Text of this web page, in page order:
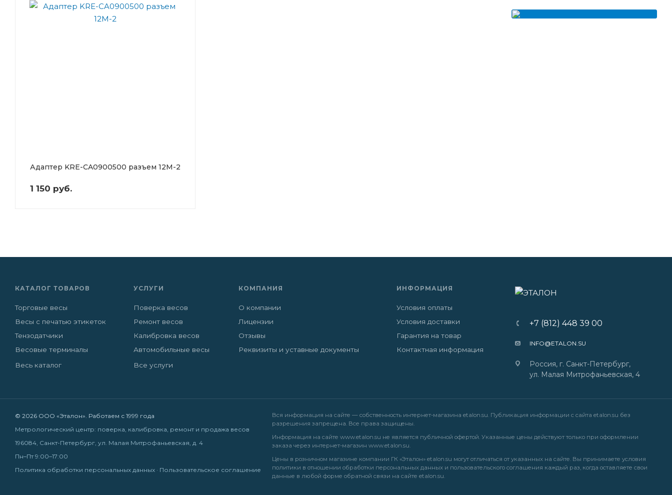
Адаптер KRE-CA0900500 разъем 12М-2
1 150 руб.
КАТАЛОГ ТОВАРОВ
Торговые весы
Весы с печатью этикеток
Тензодатчики
Весовые терминалы
Весь каталог
УСЛУГИ
Поверка весов
Ремонт весов
Калибровка весов
Автомобильные весы
Все услуги
КОМПАНИЯ
О компании
Лицензии
Отзывы
Реквизиты и уставные документы
ИНФОРМАЦИЯ
Условия оплаты
Условия доставки
Гарантия на товар
Контактная информация
+7 (812) 448 39 00
INFO@ETALON.SU
Россия, г. Санкт-Петербург,
ул. Малая Митрофаньевская, 4
© 2026 ООО «Эталон». Работаем с 1999 года
Метрологический центр: поверка, калибровка, ремонт и продажа весов
196084, Санкт-Петербург, ул. Малая Митрофаньевская, д. 4
Пн–Пт 9:00–17:00
Политика обработки персональных данных · Пользовательское соглашение
Вся информация на сайте — собственность интернет-магазина etalon.su. Публикация информации с сайта etalon.su без
разрешения запрещена. Все права защищены.
Информация на сайте www.etalon.su не является публичной офертой. Указанные цены действуют только при оформлении
заказа через интернет-магазин www.etalon.su.
Цены в розничном магазине компании ГК «Эталон» etalon.su могут отличаться от указанных на сайте. Вы принимаете условия
политики в отношении обработки персональных данныхи пользовательского соглашения каждый раз, когда оставляете свои
данные в любой форме обратной связи на сайте etalon.su.